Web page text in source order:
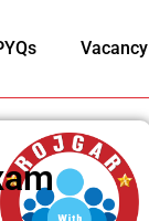
Vacancy